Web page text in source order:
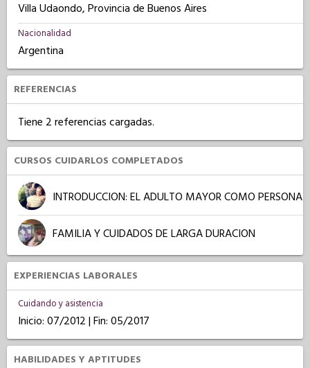
Villa Udaondo, Provincia de Buenos Aires
Nacionalidad
Argentina
REFERENCIAS
Tiene 2 referencias cargadas.
CURSOS CUIDARLOS COMPLETADOS
INTRODUCCION: EL ADULTO MAYOR COMO PERSONA
FAMILIA Y CUIDADOS DE LARGA DURACION
EXPERIENCIAS LABORALES
Cuidando y asistencia
Inicio: 07/2012 | Fin: 05/2017
HABILIDADES Y APTITUDES